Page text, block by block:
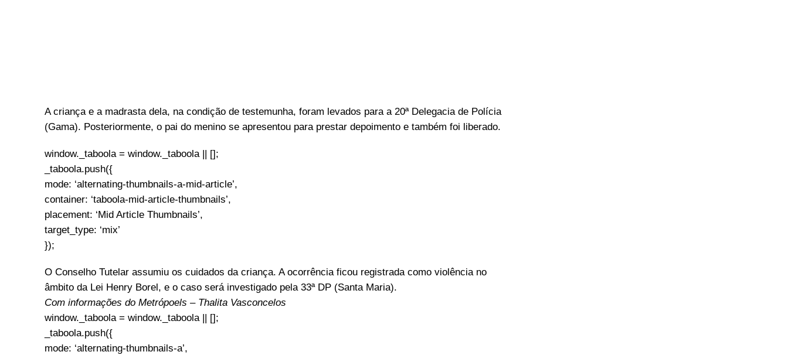
A criança e a madrasta dela, na condição de testemunha, foram levados para a 20ª Delegacia de Polícia
(Gama). Posteriormente, o pai do menino se apresentou para prestar depoimento e também foi liberado.
window._taboola = window._taboola || [];
_taboola.push({
mode: ‘alternating-thumbnails-a-mid-article’,
container: ‘taboola-mid-article-thumbnails’,
placement: ‘Mid Article Thumbnails’,
target_type: ‘mix’
});
O Conselho Tutelar assumiu os cuidados da criança. A ocorrência ficou registrada como violência no
âmbito da Lei Henry Borel, e o caso será investigado pela 33ª DP (Santa Maria).
Com informações do Metrópoels – Thalita Vasconcelos
window._taboola = window._taboola || [];
_taboola.push({
mode: ‘alternating-thumbnails-a’,